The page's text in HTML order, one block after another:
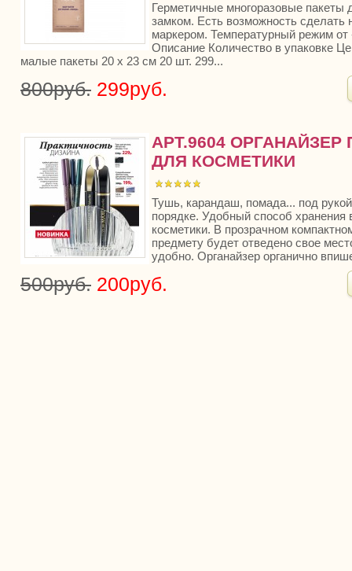
Герметичные многоразовые пакеты
замком. Есть возможность сделать
маркером. Температурный режим от
Описание Количество в упаковке
малые пакеты 20 х 23 см 20 шт. 299...
800руб. 299руб.
АРТ.9604
ДЛЯ КОСМЕТИКИ
Тушь, карандаш, помада... под
порядке. Удобный способ хранения
косметики. В прозрачном
предмету будет отведено свое
удобно. Органайзер органично
500руб. 200руб.